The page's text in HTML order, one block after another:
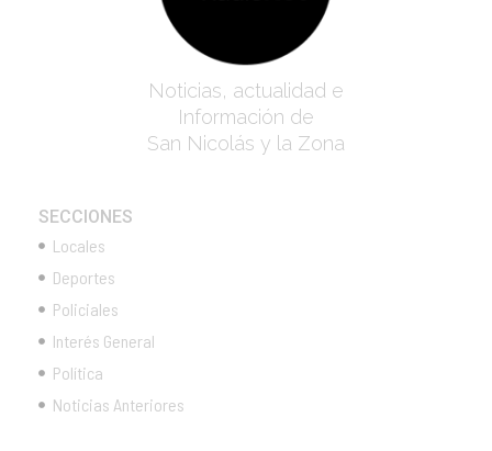
Noticias, actualidad e
Información de
San Nicolás y la Zona
SECCIONES
Locales
Deportes
Policiales
Interés General
Política
Noticias Anteriores